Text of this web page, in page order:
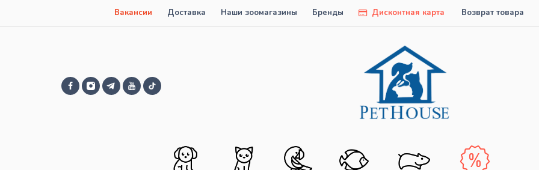
Вакансии Доставка Наши зоомагазины Бренды Дисконтная карта Возврат товара